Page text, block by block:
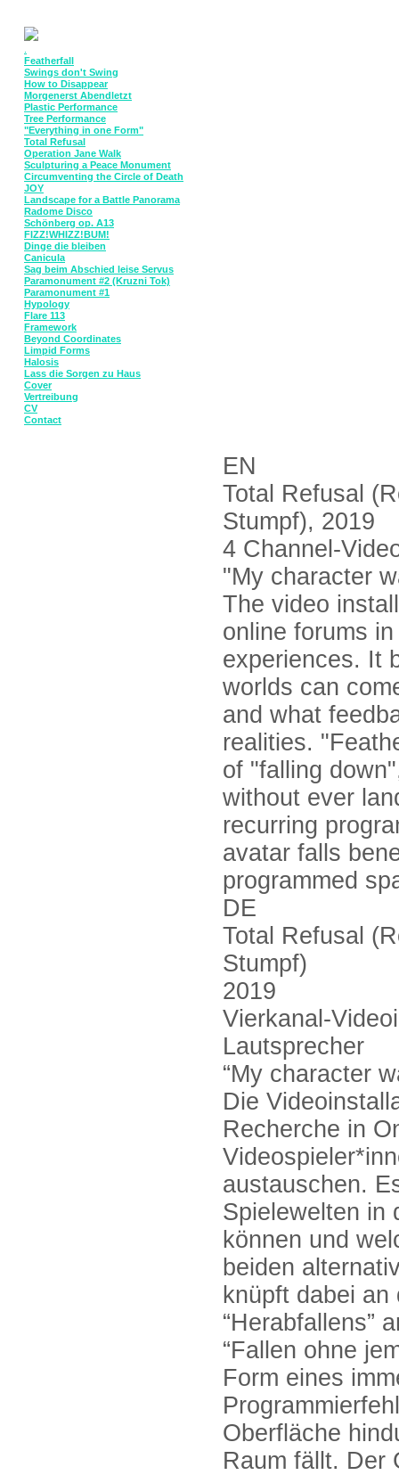
Featherfall
Swings don't Swing
How to Disappear
Morgenerst Abendletzt
Plastic Performance
Tree Performance
"Everything in one Form"
Total Refusal
Operation Jane Walk
Sculpturing a Peace Monument
Circumventing the Circle of Death
JOY
Landscape for a Battle Panorama
Radome Disco
Schönberg op. A13
FIZZ!WHIZZ!BUM!
Dinge die bleiben
Canicula
Sag beim Abschied leise Servus
Paramonument #2 (Kruzni Tok)
Paramonument #1
Hypology
Flare 113
Framework
Beyond Coordinates
Limpid Forms
Halosis
Lass die Sorgen zu Haus
Cover
Vertreibung
CV
Contact
EN
Total Refusal
Stumpf), 2019
4 Channel-
"My character
The video
online forums
experiences. It
worlds can
and what
realities.
of "falling
without ever
recurring
avatar falls
programmed
DE
Total Refusal
Stumpf)
2019
Vierkanal-
Lautsprecher
“My character
Die
Recherche in
austauschen.
Spielewelten in
können und
beiden
knüpft dabei
“Herabfallens”
“Fallen ohne
Form eines
Oberfläche
Raum fällt. Der